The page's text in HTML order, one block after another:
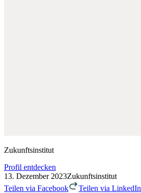
Zukunftsinstitut
Profil entdecken
13. Dezember 2023Zukunftsinstitut
Teilen via Facebook
Teilen via LinkedIn